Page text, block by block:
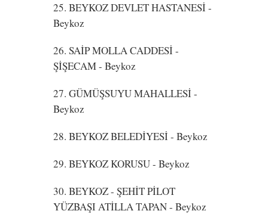
25. BEYKOZ DEVLET HASTANESİ-
Beykoz
26. SAİP MOLLA CADDESİ -
ŞİŞECAM- Beykoz
27. GÜMÜŞSUYU MAHALLESİ-
Beykoz
28. BEYKOZ BELEDİYESİ- Beykoz
29. BEYKOZ KORUSU- Beykoz
30. BEYKOZ - ŞEHİT PİLOT
YÜZBAŞI ATİLLA TAPAN- Beykoz